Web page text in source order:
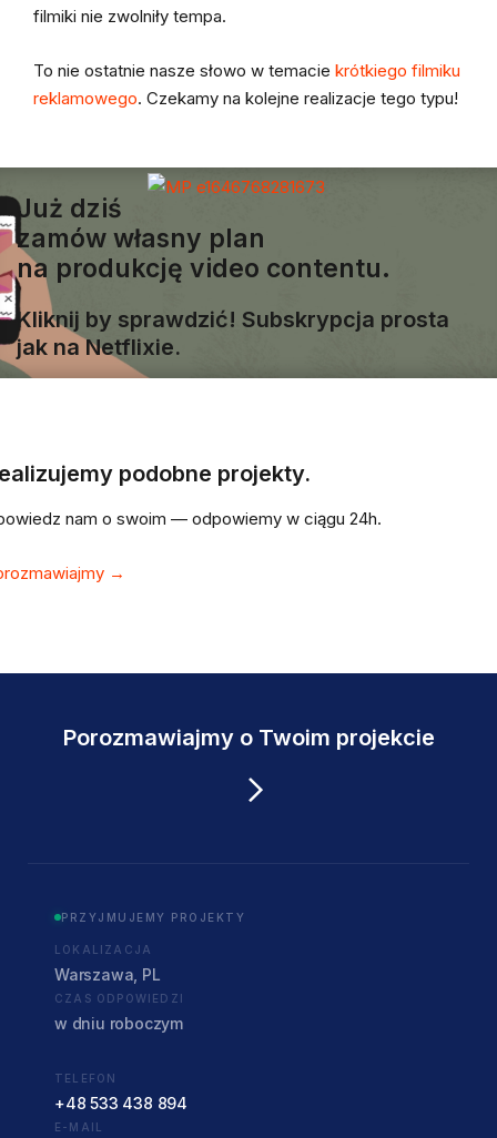
filmiki nie zwolniły tempa.
To nie ostatnie nasze słowo w temacie krótkiego filmiku
reklamowego. Czekamy na kolejne realizacje tego typu!
Już dziś
zamów własny plan
na produkcję video contentu.
Kliknij by sprawdzić! Subskrypcja prosta
jak na Netflixie.
podobne projekty.
nam o swoim — odpowiemy w ciągu 24h.
→
Porozmawiajmy o Twoim projekcie
PRZYJMUJEMY PROJEKTY
LOKALIZACJA
Warszawa, PL
CZAS ODPOWIEDZI
w dniu roboczym
TELEFON
+48 533 438 894
E-MAIL